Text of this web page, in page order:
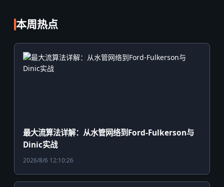
本周热点
最大流算法详解：从水管网络到Ford-Fulkerson与
Dinic实战
2026/8/6 12:10:26